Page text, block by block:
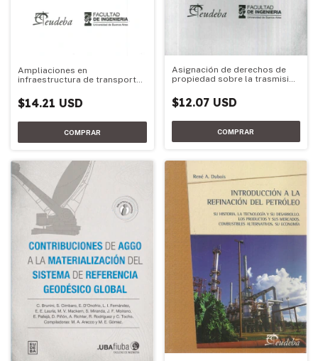
Ampliaciones en
infraestructura de transporte
$14.21 USD
Asignación de derechos de
propiedad sobre la trasmisión
$12.07 USD